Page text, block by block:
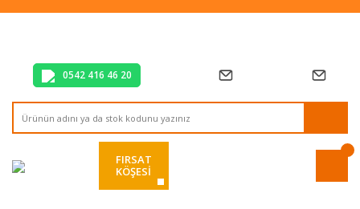
Tüm Alışverişlerde Vade Farksız 2 Taksit!
0542 416 46 20
FIRSAT
KÖŞESİ